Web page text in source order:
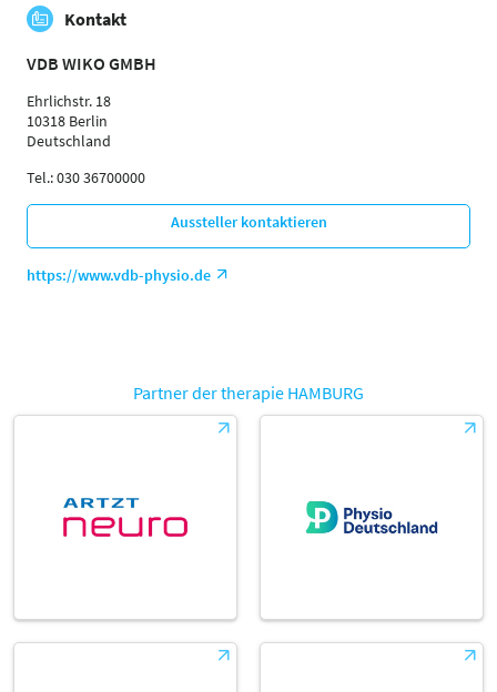
Kontakt
VDB WIKO GMBH
Ehrlichstr. 18
10318 Berlin
Deutschland
Tel.: 030 36700000
Aussteller kontaktieren
https://www.vdb-physio.de
Partner der therapie HAMBURG